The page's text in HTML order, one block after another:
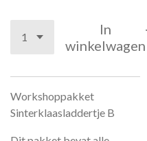
In
winkelwagen
Workshoppakket
Sinterklaasladdertje B